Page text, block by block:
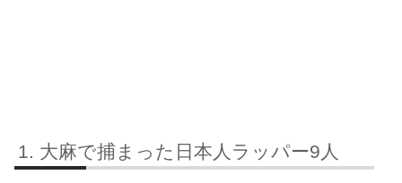
大麻で捕まった日本人ラッパー9人